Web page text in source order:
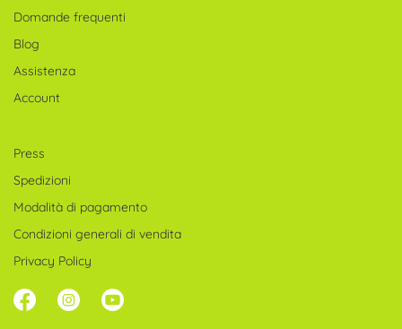
Domande frequenti
Blog
Assistenza
Account
Press
Spedizioni
Modalità di pagamento
Condizioni generali di vendita
Privacy Policy